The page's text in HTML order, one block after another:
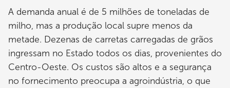
A demanda anual é de 5 milhões de toneladas de
milho, mas a produção local supre menos da
metade. Dezenas de carretas carregadas de grãos
ingressam no Estado todos os dias, provenientes do
Centro-Oeste. Os custos são altos e a segurança
no fornecimento preocupa a agroindústria, o que